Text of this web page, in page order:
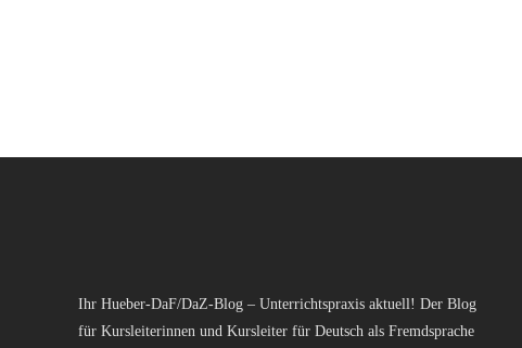
Ihr Hueber-DaF/DaZ-Blog – Unterrichtspraxis aktuell! Der Blog
für Kursleiterinnen und Kursleiter für Deutsch als Fremdsprache